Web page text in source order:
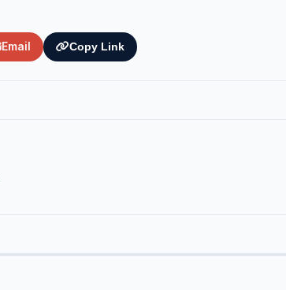
Email Copy Link